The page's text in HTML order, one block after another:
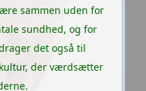
sammen uden for
sundhed, og for
det også til
der værdsætter